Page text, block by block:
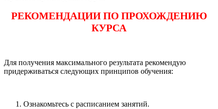
РЕКОМЕНДАЦИИ ПО ПРОХОЖДЕНИЮ
КУРСА
Для получения максимального результата рекомендую
придерживаться следующих принципов обучения:
Ознакомьтесь с расписанием занятий.